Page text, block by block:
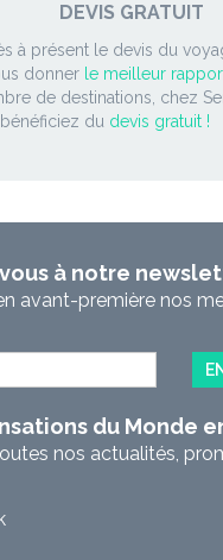
DEVIS GRATUIT
à présent le devis du
donner le meilleur
de destinations, chez
du devis gratuit !
à notre
avant-première nos
du Monde
nos actualités,